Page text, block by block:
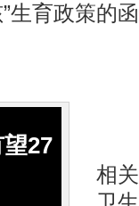
生育政策的
27
相